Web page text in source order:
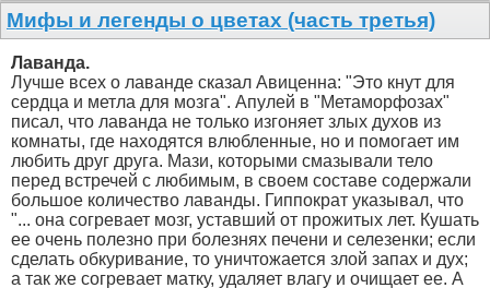
Мифы и легенды о цветах (часть третья)
Лаванда.
Лучше всех о лаванде сказал Авиценна: "Это кнут для
сердца и метла для мозга". Апулей в "Метаморфозах"
писал, что лаванда не только изгоняет злых духов из
комнаты, где находятся влюбленные, но и помогает им
любить друг друга. Мази, которыми смазывали тело
перед встречей с любимым, в своем составе содержали
большое количество лаванды. Гиппократ указывал, что
"... она согревает мозг, уставший от прожитых лет. Кушать
ее очень полезно при болезнях печени и селезенки; если
сделать обкуривание, то уничтожается злой запах и дух;
а так же согревает матку, удаляет влагу и очищает ее. А